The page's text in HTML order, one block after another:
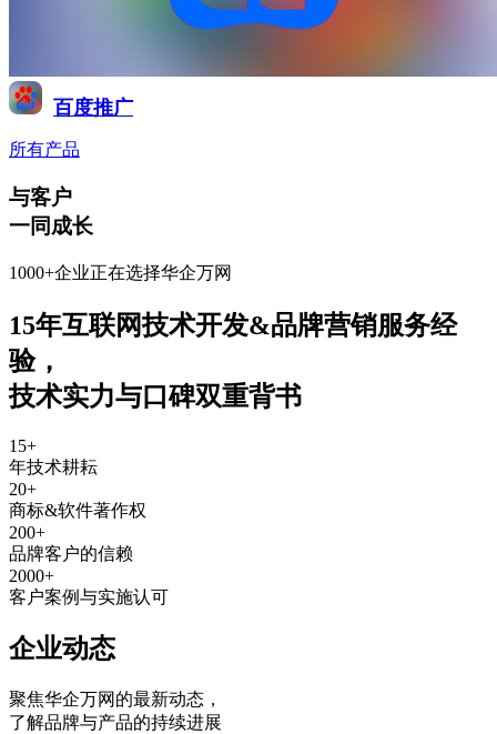
百度推广
所有产品
与客户
一同成长
1000+企业正在选择华企万网
15年互联网技术开发&品牌营销服务经
验，
技术实力与口碑双重背书
15+
年技术耕耘
20+
商标&软件著作权
200+
品牌客户的信赖
2000+
客户案例与实施认可
企业动态
聚焦华企万网的最新动态 ，
了解品牌与产品的持续进展